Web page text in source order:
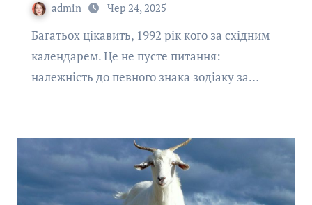
admin Чер 24, 2025
Багатьох цікавить, 1992 рік кого за східним
календарем. Це не пусте питання:
належність до певного знака зодіаку за…